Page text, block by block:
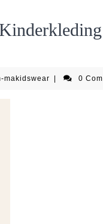
makidswear em-
0